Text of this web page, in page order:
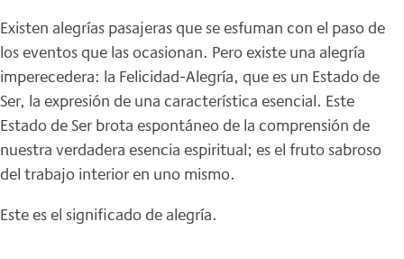
Existen alegrías pasajeras que se esfuman con el paso de
los eventos que las ocasionan. Pero existe una alegría
imperecedera: la Felicidad-Alegría, que es un Estado de
Ser, la expresión de una característica esencial. Este
Estado de Ser brota espontáneo de la comprensión de
nuestra verdadera esencia espiritual; es el fruto sabroso
del trabajo interior en uno mismo.
Este es el significado de alegría.